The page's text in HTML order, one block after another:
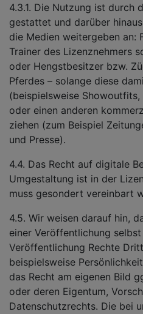
4.3.1. Die Nutzung ist durch
gestattet und darüber
die Medien weitergeben an:
Trainer des Lizenznehmers
oder Hengstbesitzer bzw.
Pferdes – solange diese
(beispielsweise
oder einen anderen
ziehen (zum Beispiel
und Presse).
4.4. Das Recht auf digitale
Umgestaltung ist in der
muss gesondert vereinbart
4.5. Wir weisen darauf hin,
einer Veröffentlichung
Veröffentlichung Rechte
beispielsweise
das Recht am eigenen Bild
oder deren Eigentum,
Datenschutzrechts. Die bei